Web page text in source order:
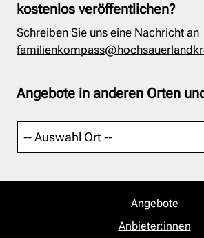
kostenlos veröffentlichen?
Schreiben Sie uns eine Nachricht an
Angebote in anderen Orten
Angebote
Anbieter:innen